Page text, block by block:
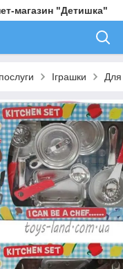
магазин "Детишка"
Іграшки Для